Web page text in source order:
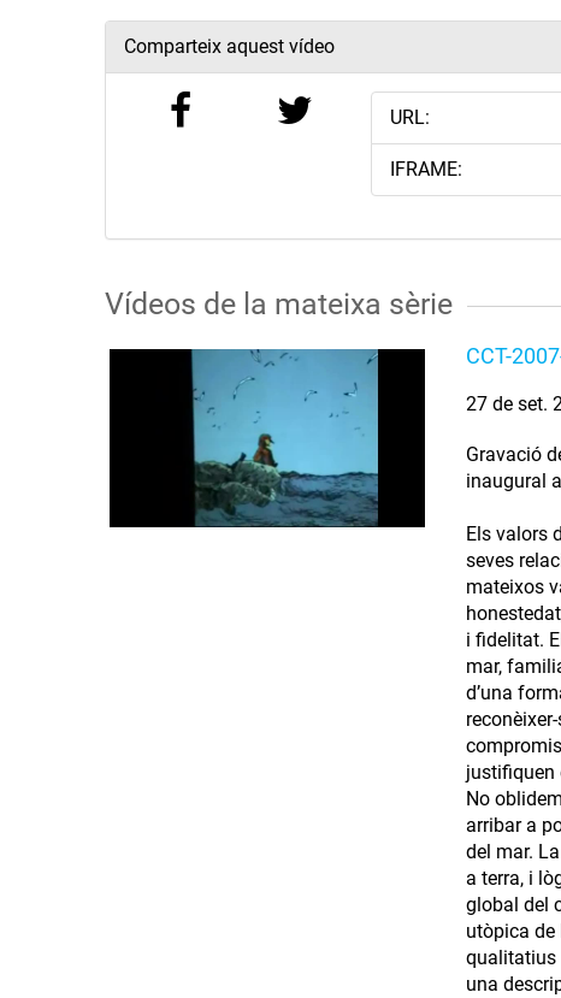
Comparteix aquest vídeo
URL:
IFRAME:
Vídeos de la mateixa sèrie
CCT-
27 de set.
Gravació
inaugural
Els valors
seves
mateixos
i fidelitat.
mar,
d’una
justifiquen
No
arribar a
del mar.
a terra, i
global del
utòpica de
qualitatius
una